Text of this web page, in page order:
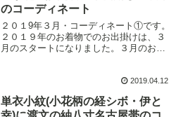
のコーディネート
２０１9年３月・コーディネート①です。
２０１９年のお着物でのお出掛けは、３
月のスタートになりました。３月のお祝
辻が花の訪問着を着ると、なぜか声を掛
けられることが多いよう…
2019.04.12
単衣小紋(小花柄の経シボ・伊と